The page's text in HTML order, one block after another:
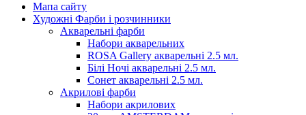
Мапа сайту
Художні Фарби і розчинники
Акварельні фарби
Набори акварельних
ROSA Gallery акварельні 2.5 мл.
Білі Ночі акварельні 2.5 мл.
Сонет акварельні 2.5 мл.
Акрилові фарби
Набори акрилових